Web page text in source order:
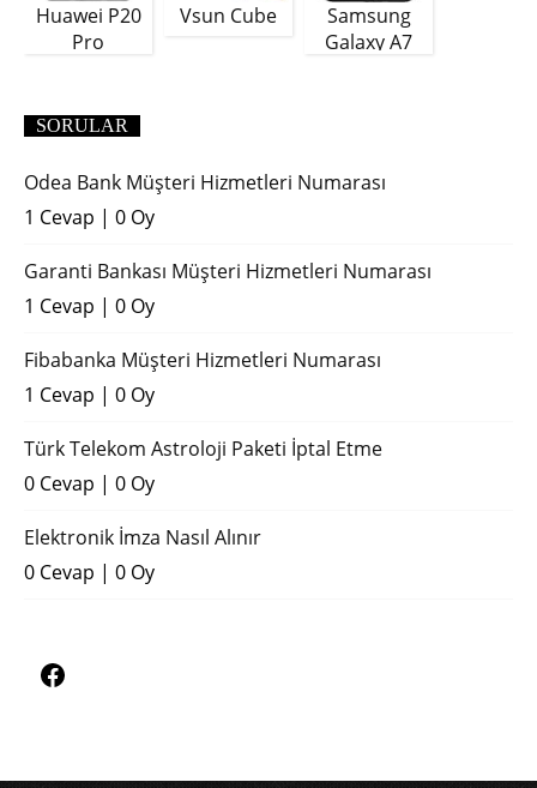
Huawei P20
Pro
Vsun Cube
Samsung
Galaxy A7
SORULAR
Odea Bank Müşteri Hizmetleri Numarası
1 Cevap | 0 Oy
Garanti Bankası Müşteri Hizmetleri Numarası
1 Cevap | 0 Oy
Fibabanka Müşteri Hizmetleri Numarası
1 Cevap | 0 Oy
Türk Telekom Astroloji Paketi İptal Etme
0 Cevap | 0 Oy
Elektronik İmza Nasıl Alınır
0 Cevap | 0 Oy